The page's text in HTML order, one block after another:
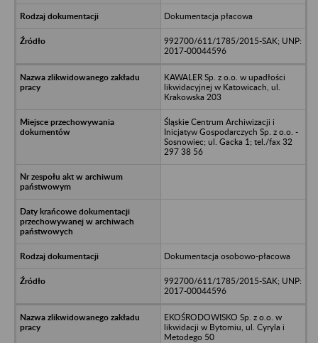
Dokumentacja płacowa
992700/611/1785/2015-SAK; UNP:
2017-00044596
KAWALER Sp. z o.o. w upadłości
likwidacyjnej w Katowicach, ul.
Krakowska 203
Śląskie Centrum Archiwizacji i
Inicjatyw Gospodarczych Sp. z o.o. -
Sosnowiec; ul. Gacka 1; tel./fax 32
297 38 56
Dokumentacja osobowo-płacowa
992700/611/1785/2015-SAK; UNP:
2017-00044596
EKOŚRODOWISKO Sp. z o.o. w
likwidacji w Bytomiu, ul. Cyryla i
Metodego 50